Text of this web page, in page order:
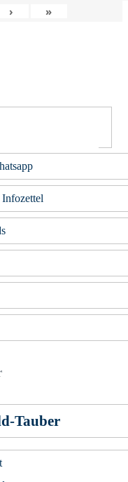
› »
Tauber